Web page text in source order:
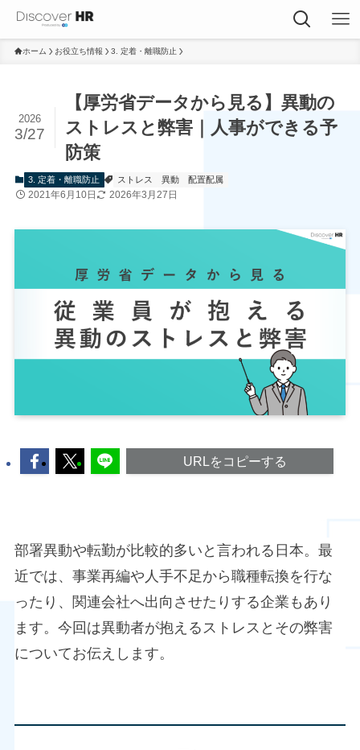
ホーム お役立ち情報 3. 定着・離職防止
【厚労省データから見る】異動の
ストレスと弊害｜人事ができる予
防策
2026
3/27
3. 定着・離職防止 ストレス 異動 配置配属
2021年6月10日 2026年3月27日
URLをコピーする
部署異動や転勤が比較的多いと言われる日本。最
近では、事業再編や人手不足から職種転換を行な
ったり、関連会社へ出向させたりする企業もあり
ます。今回は異動者が抱えるストレスとその弊害
についてお伝えします。